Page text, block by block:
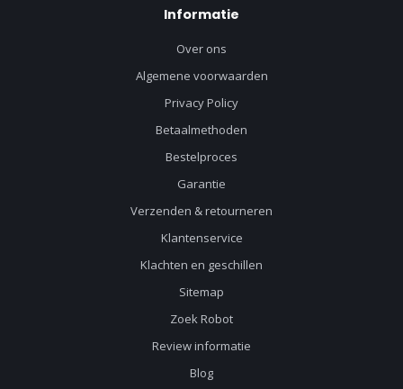
Informatie
Over ons
Algemene voorwaarden
Privacy Policy
Betaalmethoden
Bestelproces
Garantie
Verzenden & retourneren
Klantenservice
Klachten en geschillen
Sitemap
Zoek Robot
Review informatie
Blog